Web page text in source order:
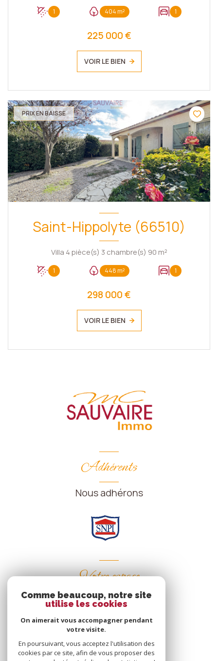
1 404 m² 1
225 000 €
VOIR LE BIEN
PRIX EN BAISSE
Saint-Hippolyte (66510)
Villa 4 pièce(s) 3 chambre(s) 90 m²
1 448 m² 1
298 000 €
VOIR LE BIEN
Adhérents
Nous adhérons
Votre espace
Espace propriétaire
SE CONNECTER
Comme beaucoup, notre site
utilise les cookies
On aimerait vous accompagner pendant
votre visite.
En poursuivant, vous acceptez l'utilisation des
cookies par ce site, afin de vous proposer des